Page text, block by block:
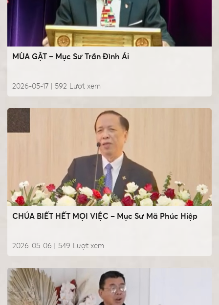
MÙA GẶT – Mục Sư Trần Đình Ái
2026-05-17 | Lượt xem
592
CHÚA BIẾT HẾT MỌI VIỆC – Mục Sư Mã Phúc Hiệp
2026-05-06 | Lượt xem
549